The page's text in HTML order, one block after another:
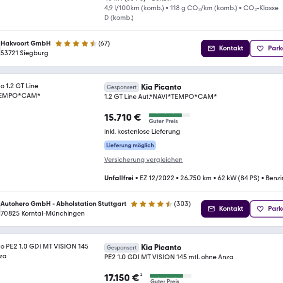
4,9 l/100km (komb.) • 118 g CO₂/km (komb.) • CO₂-Klasse
D (komb.)
Hakvoort GmbH 4.3 Sterne (67)
53721 Siegburg
Kontakt
Gesponsert Kia Picanto
1.2 GT Line Aut.*NAVI*TEMPO*CAM*
15.710 € Guter Preis
inkl. kostenlose Lieferung
Lieferung möglich
Versicherung vergleichen
Unfallfrei • EZ 12/2022 • 26.750 km • 62 kW (84 PS) •
Autohero GmbH - Abholstation Stuttgart 4.4 Sterne (303)
70825 Korntal-Münchingen
Kontakt
Gesponsert Kia Picanto
PE2 1.0 GDI MT VISION 145 mtl. ohne Anza
17.150 €¹
Guter Preis